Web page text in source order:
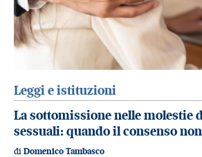
Leggi e istituzioni
La sottomissione nelle molestie
sessuali: quando il consenso
di Domenico Tambasco